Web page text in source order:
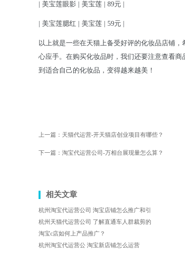
| 美宝莲眼影 | 美宝莲 | 89元 |
| 美宝莲腮红 | 美宝莲 | 59元 |
以上就是一些在天猫上备受好评的化妆品店铺
心应手。在购买化妆品时，我们还要注意查看
到适合自己的化妆品，变得越来越美！
上一篇： 天猫代运营-开天猫店创业项目有哪些？
下一篇： 淘宝代运营公司-万相台展现量怎么算？
相关文章
杭州淘宝代运营公司 淘宝店铺怎么推广和引
杭州天猫代运营公司 了解直通车人群裁剪的
淘宝c店如何上产品推广？
杭州淘宝代运营公 淘宝新店铺怎么运营